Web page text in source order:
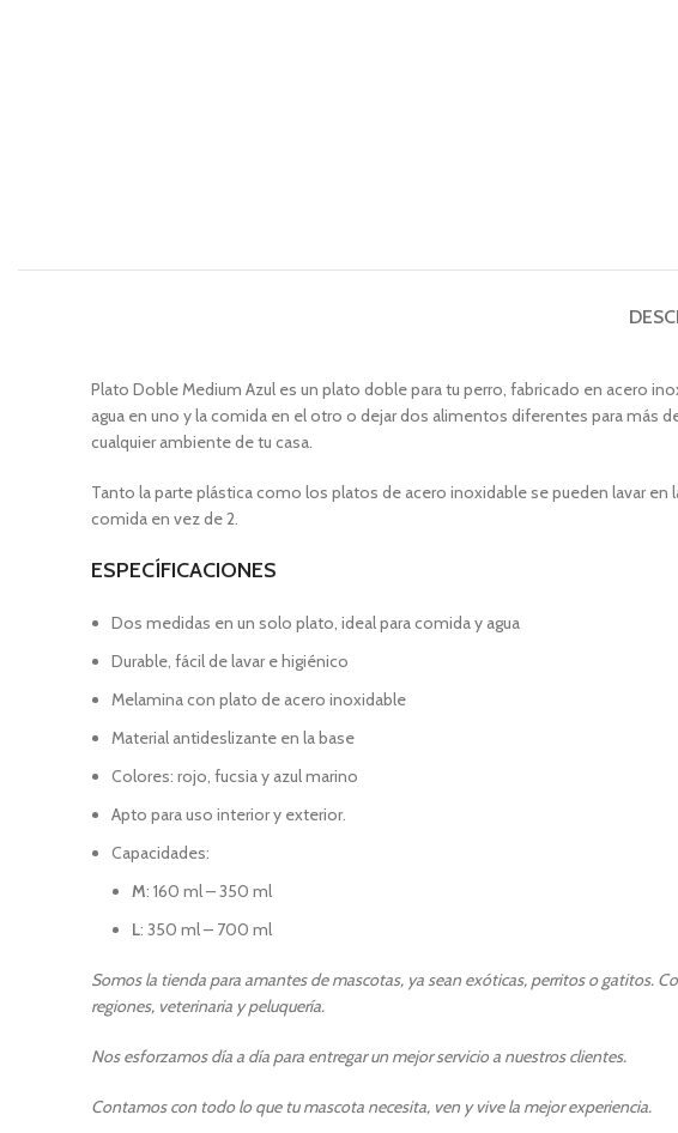
Plato Doble Medium Azul es un plato doble para tu perro, fabricado en acero
agua en uno y la comida en el otro o dejar dos alimentos diferentes para más
cualquier ambiente de tu casa.
Tanto la parte plástica como los platos de acero inoxidable se pueden lavar
comida en vez de 2.
ESPECÍFICACIONES
Dos medidas en un solo plato, ideal para comida y agua
Durable, fácil de lavar e higiénico
Melamina con plato de acero inoxidable
Material antideslizante en la base
Colores: rojo, fucsia y azul marino
Apto para uso interior y exterior.
Capacidades:
M: 160 ml – 350 ml​
L: 350 ml – 700 ml
Somos la tienda para amantes de mascotas, ya sean exóticas, perritos o gatitos.
regiones, veterinaria y peluquería.
Nos esforzamos día a día para entregar un mejor servicio a nuestros clientes.
Contamos con todo lo que tu mascota necesita, ven y vive la mejor experiencia.